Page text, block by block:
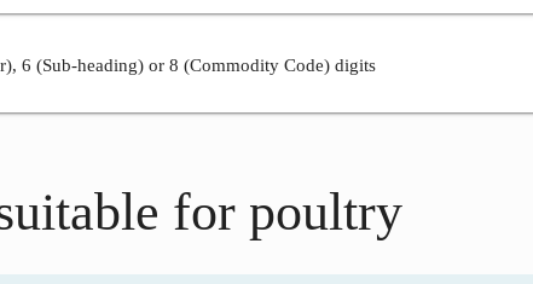
6 (Sub-heading) or 8 (Commodity Code) digits
for poultry